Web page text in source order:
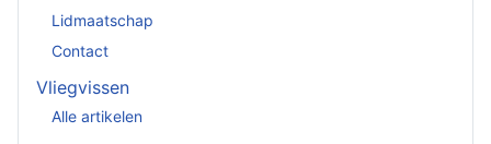
Lidmaatschap
Contact
Vliegvissen
Alle artikelen